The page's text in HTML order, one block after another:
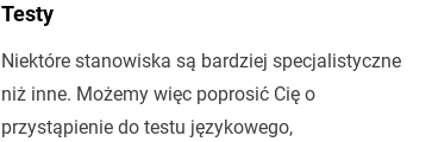
Testy
Niektóre stanowiska są bardziej specjalistyczne
niż inne. Możemy więc poprosić Cię o
przystąpienie do testu językowego,